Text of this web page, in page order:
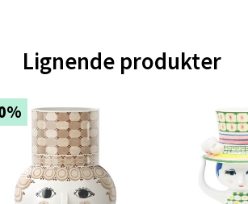
Lignende produkter
3, 7340 Oppdal